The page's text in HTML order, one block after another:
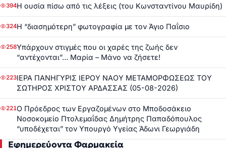
394Η ουσία πίσω από τις λέξεις (του Κωνσταντίνου Μαυρίδη)
324Η “διασημότερη” φωτογραφία με τον Άγιο Παΐσιο
258Υπάρχουν στιγμές που οι χαρές της ζωής δεν
“αντέχονται”… Μαρία – Μάνο να ζήσετε!
223ΙΕΡΑ ΠΑΝΗΓΥΡΙΣ ΙΕΡΟΥ ΝΑΟΥ ΜΕΤΑΜΟΡΦΩΣΕΩΣ ΤΟΥ
ΣΩΤΗΡΟΣ ΧΡΙΣΤΟΥ ΑΡΔΑΣΣΑΣ (05-08-2026)
221Ο Πρόεδρος των Εργαζομένων στο Μποδοσάκειο
Νοσοκομείο Πτολεμαΐδας Δημήτρης Παπαδόπουλος
“υποδέχεται” τον Υπουργό Υγείας Άδωνι Γεωργιάδη
Εφημερεύοντα Φαρμακεία